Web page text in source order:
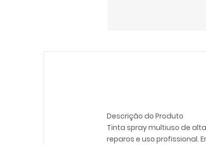
Descrição do Produto
Tinta spray multiuso de
reparos e uso profissional.